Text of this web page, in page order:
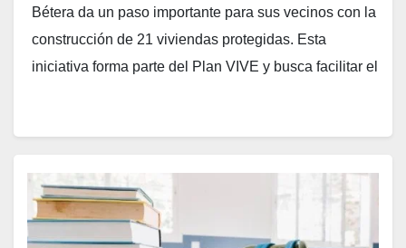
Bétera da un paso importante para sus vecinos con la
construcción de 21 viviendas protegidas. Esta
iniciativa forma parte del Plan VIVE y busca facilitar el